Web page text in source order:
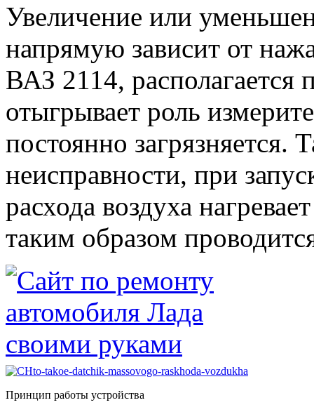
Увеличение или
напрямую зависит от
ВАЗ 2114, располагается
отыгрывает роль
постоянно загрязняется.
неисправности, при
расхода воздуха
таким образом
Принцип работы устройства